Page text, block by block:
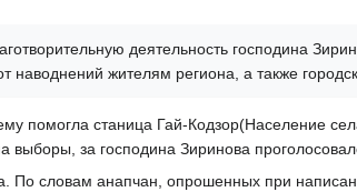
деятельность господина
жителям региона, а также
помогла станица Гай-Кодзор(Население
выборы, за господина Зиринова
По словам анапчан, опрошенных при